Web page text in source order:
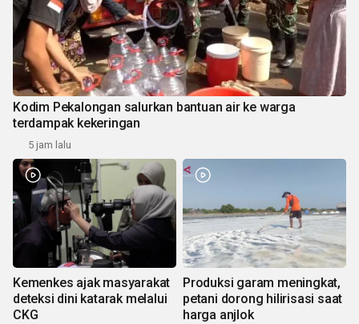
Kodim Pekalongan salurkan bantuan air ke warga
terdampak kekeringan
5 jam lalu
Kemenkes ajak masyarakat
deteksi dini katarak melalui
CKG
Produksi garam meningkat,
petani dorong hilirisasi saat
harga anjlok